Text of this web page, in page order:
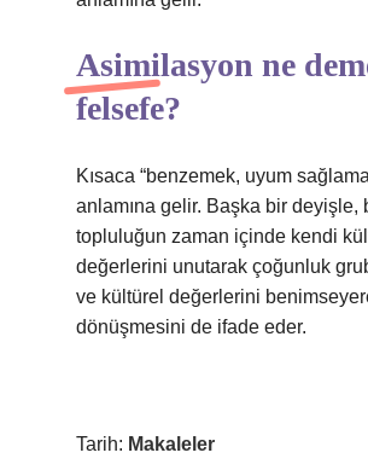
Asimilasyon ne
felsefe?
Kısaca “benzemek, uyum
anlamına gelir. Başka bir deyişle,
topluluğun zaman içinde kendi
değerlerini unutarak çoğunluk
ve kültürel değerlerini
dönüşmesini de ifade eder.
Tarih: Makaleler